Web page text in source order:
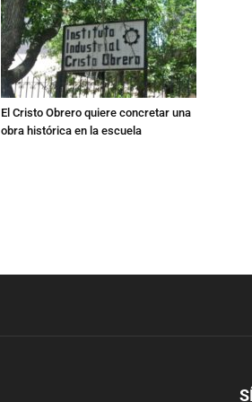
El Cristo Obrero quiere concretar una
obra histórica en la escuela